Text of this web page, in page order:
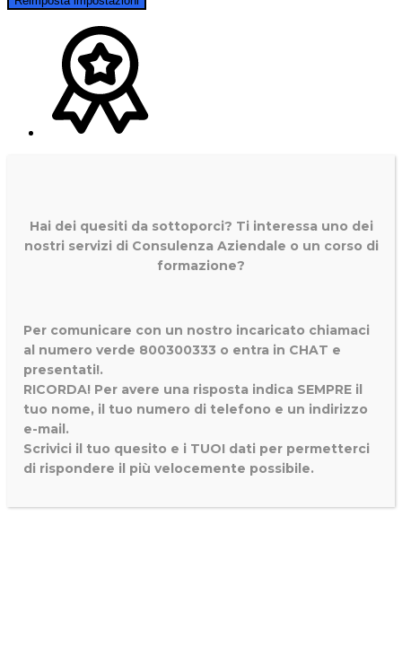
Hai dei quesiti da sottoporci? Ti interessa uno dei
nostri servizi di Consulenza Aziendale o un corso di
formazione?
Per comunicare con un nostro incaricato chiamaci
al numero verde 800300333 o entra in CHAT e
presentati!.
RICORDA! Per avere una risposta indica SEMPRE il
tuo nome, il tuo numero di telefono e un indirizzo
e-mail.
Scrivici il tuo quesito e i TUOI dati per permetterci
di rispondere il più velocemente possibile.